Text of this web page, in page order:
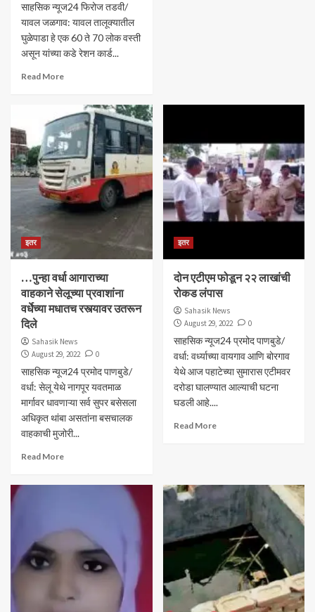
साहसिक न्यूज24 फिरोज तडवी/
यावल जळगाव: यावल तालूक्यातील
घुळेपाडा हे एक 60 ते 70 लोक वस्ती
असून यांच्या कडे रेशन कार्ड...
Read More
इतर
…पुन्हा वर्धा आगाराच्या
वाहकाने सेलूच्या प्रवाशांना
वर्धेच्या मधातच रस्त्यावर उतरून
दिले
Sahasik News
August 29, 2022
0
साहसिक न्यूज24 प्रमोद पाणबुडे/
वर्धा: सेलू येथे नागपूर यवतमाळ
मार्गावर धावणाऱ्या सर्व सुपर बसेसला
अधिकृत थांबा असतांना बसचालक
वाहकाची मुजोरी...
Read More
इतर
दोन एटीएम फोडून २२ लाखांची
रोकड लंपास
Sahasik News
August 29, 2022
0
साहसिक न्यूज24 प्रमोद पाणबुडे/
वर्धा: वर्ध्याच्या वायगाव आणि बोरगाव
येथे आज पहाटेच्या सुमारास एटीमवर
दरोडा घालण्यात आल्याची घटना
घडली आहे....
Read More